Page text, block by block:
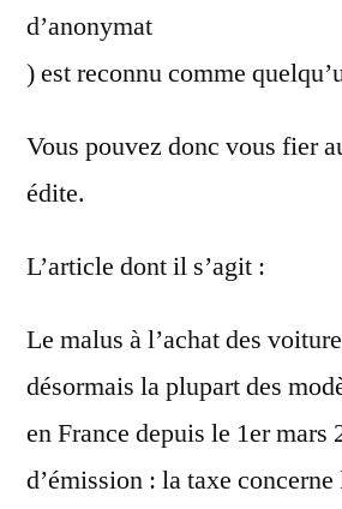
d’anonymat
) est reconnu comme
Vous pouvez donc vous fier
édite.
L’article dont il s’agit :
Le malus à l’achat des
désormais la plupart des
en France depuis le 1er mars
d’émission : la taxe